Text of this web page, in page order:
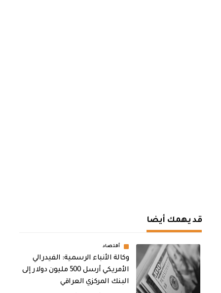
قد يهمك أيضا
أقتصاد
وكالة الأنباء الرسمية: الفيدرالي
الأمريكي أرسل 500 مليون دولار إلى
البنك المركزي العراقي